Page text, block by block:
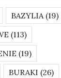
BAZYLIA(19)
(113)
(19)
BURAKI (26)